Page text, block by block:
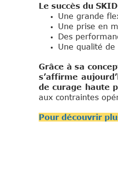
Le succès du
Une grande
Une prise en
Des
Une qualité
Grâce à sa
s’affirme
de curage haute
aux contraintes
Pour découvrir